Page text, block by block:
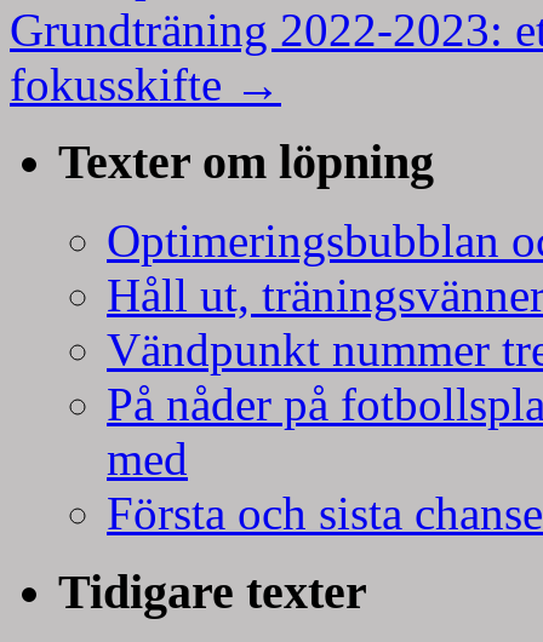
Grundträning 2022-2023:
fokusskifte →
Texter om löpning
Optimeringsbubblan
Håll ut,
Vändpunkt nummer
På nåder på
med
Första och sista
Tidigare texter